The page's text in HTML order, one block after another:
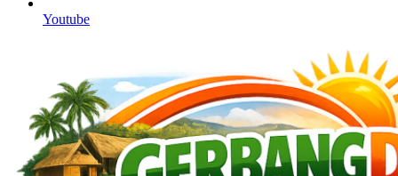
Youtube